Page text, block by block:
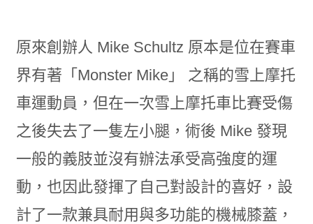
原來創辦人 Mike Schultz 原本是位在賽車
界有著「Monster Mike」 之稱的雪上摩托
車運動員，但在一次雪上摩托車比賽受傷
之後失去了一隻左小腿，術後 Mike 發現
一般的義肢並沒有辦法承受高強度的運
動，也因此發揮了自己對設計的喜好，設
計了一款兼具耐用與多功能的機械膝蓋，